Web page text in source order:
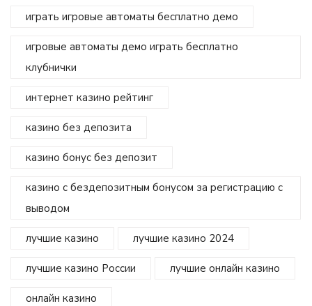
играть игровые автоматы бесплатно демо
игровые автоматы демо играть бесплатно
клубнички
интернет казино рейтинг
казино без депозита
казино бонус без депозит
казино с бездепозитным бонусом за регистрацию с
выводом
лучшие казино лучшие казино 2024
лучшие казино России лучшие онлайн казино
онлайн казино